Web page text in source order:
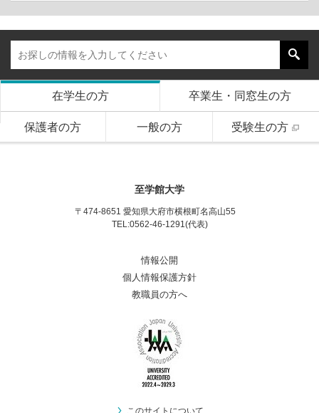
在学生の方 卒業生・同窓生の方
保護者の方 一般の方 受験生の方
至学館大学
〒474-8651 愛知県大府市横根町名高山55
TEL:0562-46-1291(代表)
情報公開
個人情報保護方針
教職員の方へ
このサイトについて